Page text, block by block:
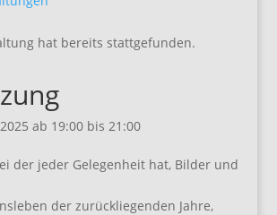
hat bereits stattgefunden.
ab 19:00 bis 21:00
der jeder Gelegenheit hat, Bilder und
der zurückliegenden Jahre,